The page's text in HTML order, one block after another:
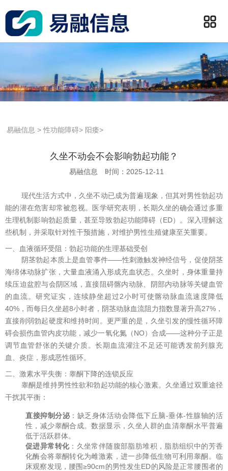
易融信息 >性功能障碍> 阳痿>
久坐不动会不会影响勃起功能？
易融信息 时间：2025-12-11
现代生活方式中，久坐不动已成为普遍现象，但其对男性勃起功
能的潜在危害却常被忽视。医学研究表明，长期久坐的确会通过多重
生理机制影响勃起质量，甚至导致勃起功能障碍（ED）。深入理解这
些机制，并采取针对性干预措施，对维护男性生殖健康至关重要。
一、血液循环受阻：勃起功能的生理基础受创
阴茎勃起本质上是血管事件——性刺激触发神经信号，促使阴茎
海绵体动脉扩张，大量血液涌入形成充血状态。久坐时，身体重量持
续压迫盆腔与会阴区域，直接阻碍髂内动脉、阴部内动脉等关键血管
的血流。研究证实，连续静坐超过2小时可使髂动脉血流速度降低
40%，而每日久坐超8小时者，阴茎动脉血流阻力指数显著升高27%，
直接削弱勃起硬度和维持时间。更严重的是，久坐引发的慢性循环障
碍会损伤血管内皮功能，减少一氧化氮（NO）合成——这种分子正是
调节血管舒张的关键介质。长期血流灌注不足还可能诱发前列腺充
血、炎症，形成恶性循环。
二、激素水平失衡：睾酮下降的连锁反应
睾酮是维持男性性欲和勃起功能的核心激素。久坐通过双重途径
干扰其平衡：
直接抑制分泌：缺乏身体活动会降低下丘脑-垂体-性腺轴的活
性，减少睾酮合成。数据显示，久坐人群的血清睾酮水平普遍
低于活跃群体。
促进异常转化：久坐常伴随腹部脂肪堆积，脂肪组织中的芳香
化酶会将睾酮转化为雌激素，进一步降低生物可利用睾酮。临
床观察发现，腰围≥90cm的男性发生ED的风险是正常腰围者的